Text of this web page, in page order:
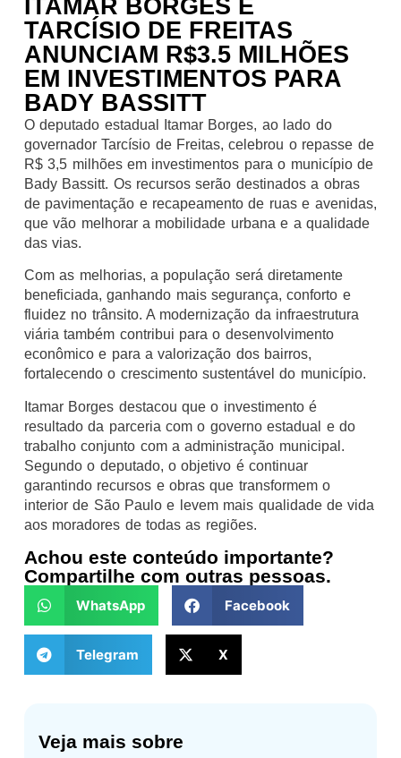
Veja mais sobre
ITAMAR BORGES E
TARCÍSIO DE FREITAS
ANUNCIAM R$3.5 MILHÕES
EM INVESTIMENTOS PARA
BADY BASSITT
O deputado estadual Itamar Borges, ao lado do
governador Tarcísio de Freitas, celebrou o repasse de
R$ 3,5 milhões em investimentos para o município de
Bady Bassitt. Os recursos serão destinados a obras
de pavimentação e recapeamento de ruas e avenidas,
que vão melhorar a mobilidade urbana e a qualidade
das vias.
Com as melhorias, a população será diretamente
beneficiada, ganhando mais segurança, conforto e
fluidez no trânsito. A modernização da infraestrutura
viária também contribui para o desenvolvimento
econômico e para a valorização dos bairros,
fortalecendo o crescimento sustentável do município.
Itamar Borges destacou que o investimento é
resultado da parceria com o governo estadual e do
trabalho conjunto com a administração municipal.
Segundo o deputado, o objetivo é continuar
garantindo recursos e obras que transformem o
interior de São Paulo e levem mais qualidade de vida
aos moradores de todas as regiões.
Achou este conteúdo importante?
Compartilhe com outras pessoas.
WhatsApp Facebook
Telegram X